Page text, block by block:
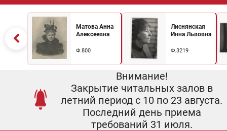
Матова Анна
Алексеевна
Ф.800
Лиснянская
Инна Львовна
Ф.3219
Внимание!
Закрытие читальных залов в
летний период с 10 по 23 августа.
Последний день приема
требований 31 июля.